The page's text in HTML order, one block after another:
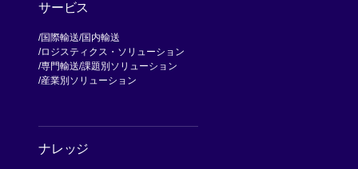
サービス
国際輸送 国内輸送
ロジスティクス・ソリューション
専門輸送 課題別ソリューション
産業別ソリューション
ナレッジ